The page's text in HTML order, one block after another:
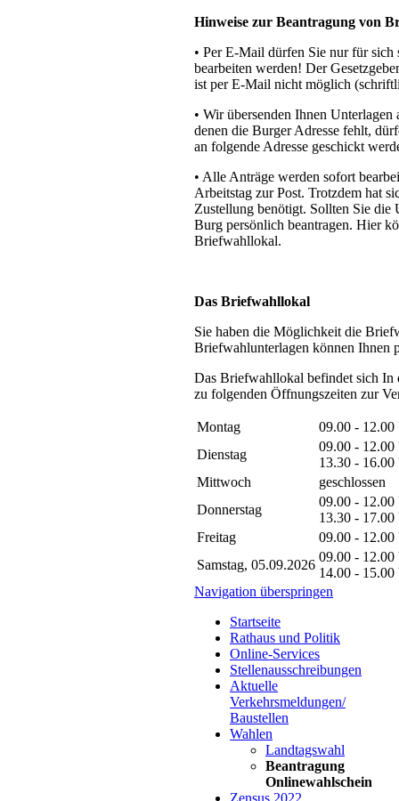
Hinweise zur Beantragung von
• Per E-Mail dürfen Sie nur für
bearbeiten werden! Der
ist per E-Mail nicht möglich
• Wir übersenden Ihnen
denen die Burger Adresse fehlt,
an folgende Adresse geschickt
• Alle Anträge werden sofort
Arbeitstag zur Post. Trotzdem hat
Zustellung benötigt. Sollten Sie die
Burg persönlich beantragen. Hier
Briefwahllokal.
Das Briefwahllokal
Sie haben die Möglichkeit die
Briefwahlunterlagen können Ihnen
Das Briefwahllokal befindet sich In
zu folgenden Öffnungszeiten zur
Montag
09.00 - 12.00
Dienstag
09.00 - 12.00
13.30 - 16.00
Mittwoch
geschlossen
Donnerstag
09.00 - 12.00
13.30 - 17.00
Freitag
09.00 - 12.00
Samstag, 05.09.2026
09.00 - 12.00
14.00 - 15.00
Navigation überspringen
Startseite
Rathaus und Politik
Online-Services
Stellenausschreibungen
Aktuelle
Verkehrsmeldungen/
Baustellen
Wahlen
Landtagswahl
Beantragung
Onlinewahlschein
Zensus 2022